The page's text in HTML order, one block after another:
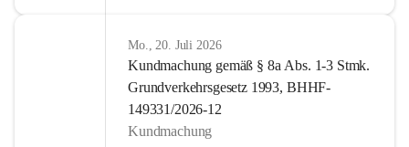
Mo., 20. Juli 2026
Kundmachung gemäß § 8a Abs. 1-3 Stmk.
Grundverkehrsgesetz 1993, BHHF-
149331/2026-12
Kundmachung